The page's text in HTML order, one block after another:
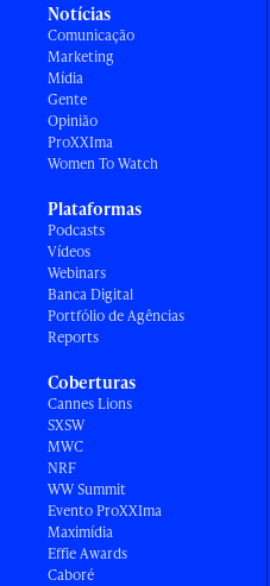
Notícias
Comunicação
Marketing
Mídia
Gente
Opinião
ProXXIma
Women To Watch
Plataformas
Podcasts
Vídeos
Webinars
Banca Digital
Portfólio de Agências
Reports
Coberturas
Cannes Lions
SXSW
MWC
NRF
WW Summit
Evento ProXXIma
Maximídia
Effie Awards
Caboré